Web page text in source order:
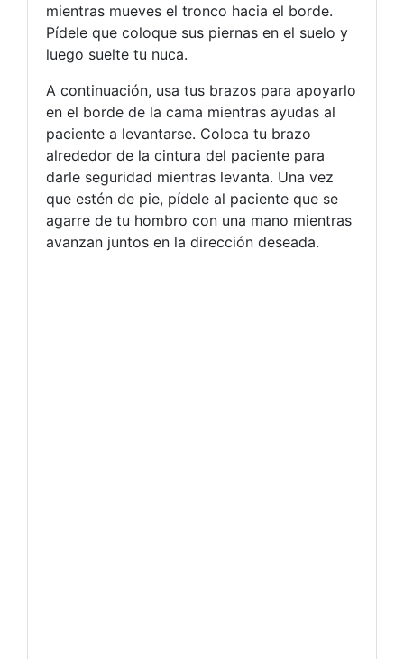
mientras mueves el tronco hacia el borde.
Pídele que coloque sus piernas en el suelo y
luego suelte tu nuca.
A continuación, usa tus brazos para apoyarlo
en el borde de la cama mientras ayudas al
paciente a levantarse. Coloca tu brazo
alrededor de la cintura del paciente para
darle seguridad mientras levanta. Una vez
que estén de pie, pídele al paciente que se
agarre de tu hombro con una mano mientras
avanzan juntos en la dirección deseada.